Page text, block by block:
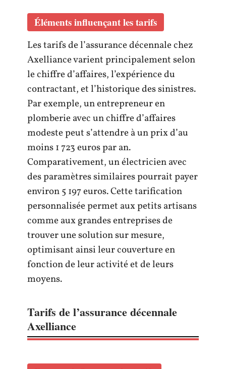
Éléments influençant les tarifs
Les tarifs de l’assurance décennale chez
Axelliance varient principalement selon
le chiffre d’affaires, l’expérience du
contractant, et l’historique des sinistres.
Par exemple, un entrepreneur en
plomberie avec un chiffre d’affaires
modeste peut s’attendre à un prix d’au
moins 1 723 euros par an.
Comparativement, un électricien avec
des paramètres similaires pourrait payer
environ 5 197 euros. Cette tarification
personnalisée permet aux petits artisans
comme aux grandes entreprises de
trouver une solution sur mesure,
optimisant ainsi leur couverture en
fonction de leur activité et de leurs
moyens.
Tarifs de l’assurance décennale
Axelliance